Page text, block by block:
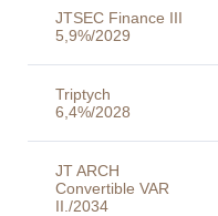
JTSEC Finance III
5,9%/2029
Triptych
6,4%/2028
JT ARCH
Convertible VAR
II./2034